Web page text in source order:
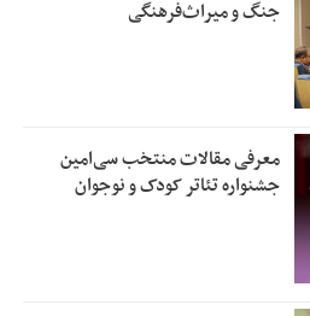
جنگ و میراث‌فرهنگی
معرفی مقالات منتخب سی‌امین
جشنواره تئاتر کودک و نوجوان